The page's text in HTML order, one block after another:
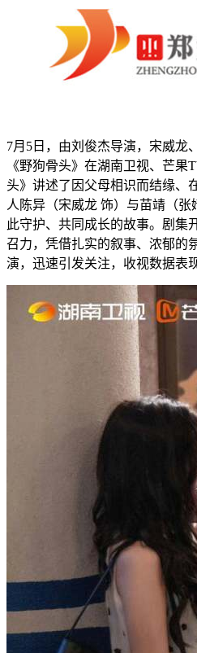
7月5日，由刘俊杰导演，宋威龙
《野狗骨头》在湖南卫视、芒果
头》讲述了因父母相识而结缘、
人陈异（宋威龙 饰）与苗靖（
此守护、共同成长的故事。剧集
召力，凭借扎实的叙事、浓郁的
演，迅速引发关注，收视数据表